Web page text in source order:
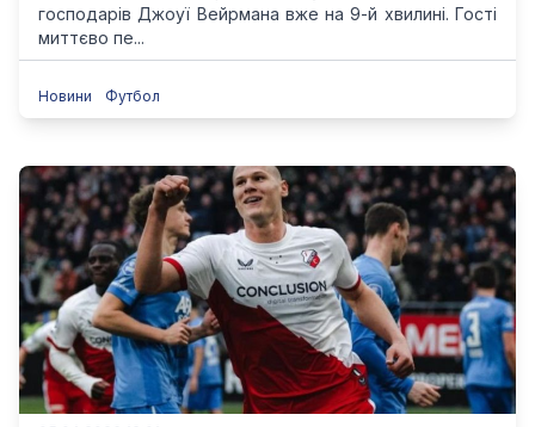
господарів Джоуї Вейрмана вже на 9-й хвилині. Гості
миттєво пе...
Новини Футбол